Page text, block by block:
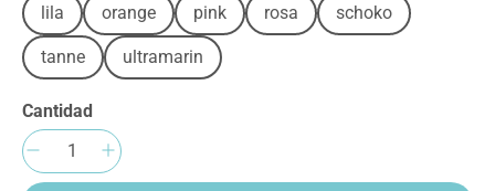
lila orange pink rosa schoko
tanne ultramarin
Cantidad
Cantidad del producto: introduce la